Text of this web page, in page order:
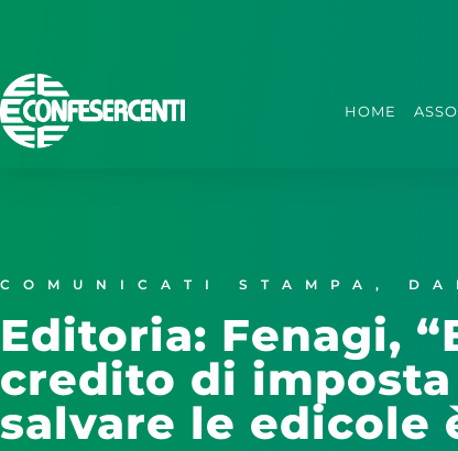
HOME
COMUNICATI STAMPA ,
Editoria: Fenagi,
credito di
salvare le edicole